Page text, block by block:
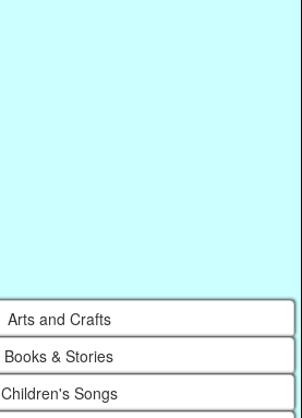
Arts and Crafts
Books & Stories
Children's Songs